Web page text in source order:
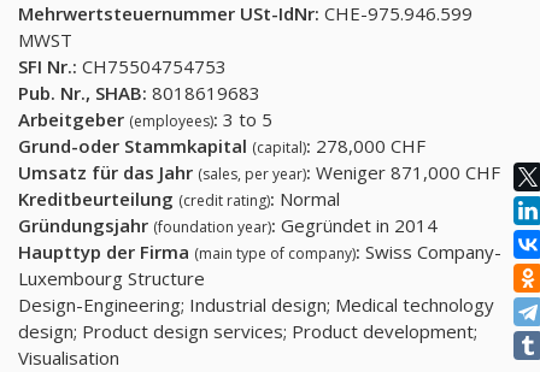
Mehrwertsteuernummer USt-IdNr: CHE-975.946.599
MWST
SFI Nr.: CH75504754753
Pub. Nr., SHAB: 8018619683
Arbeitgeber (employees): 3 to 5
Grund-oder Stammkapital (capital): 278,000 CHF
Umsatz für das Jahr (sales, per year): Weniger 871,000 CHF
Kreditbeurteilung (credit rating): Normal
Gründungsjahr (foundation year): Gegründet in 2014
Haupttyp der Firma (main type of company): Swiss Company-
Luxembourg Structure
Design-Engineering; Industrial design; Medical technology
design; Product design services; Product development;
Visualisation